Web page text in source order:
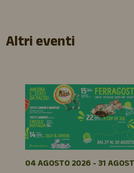
Altri eventi
04 AGOSTO 2026 - 31